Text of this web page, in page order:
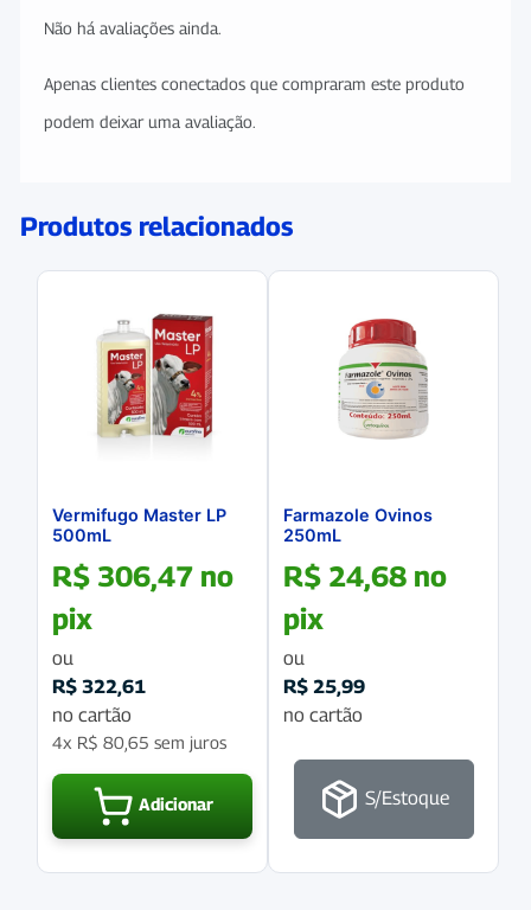
Não há avaliações ainda.
Apenas clientes conectados que compraram este produto
podem deixar uma avaliação.
Produtos relacionados
Vermifugo Master LP
500mL
R$ 306,47 no
pix
ou
R$ 322,61
no cartão
4x R$ 80,65 sem juros
Adicionar
Farmazole Ovinos
250mL
R$ 24,68 no
pix
ou
R$ 25,99
no cartão
S/Estoque